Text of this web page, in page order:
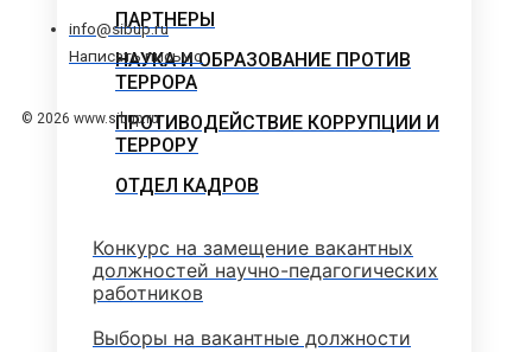
ПАРТНЕРЫ
НАУКА И ОБРАЗОВАНИЕ ПРОТИВ
ТЕРРОРА
ПРОТИВОДЕЙСТВИЕ КОРРУПЦИИ И
ТЕРРОРУ
ОТДЕЛ КАДРОВ
Конкурс на замещение вакантных
должностей научно-педагогических
работников
Выборы на вакантные должности
info@sibup.ru
Написать письмо
© 2026 www.sibup.ru